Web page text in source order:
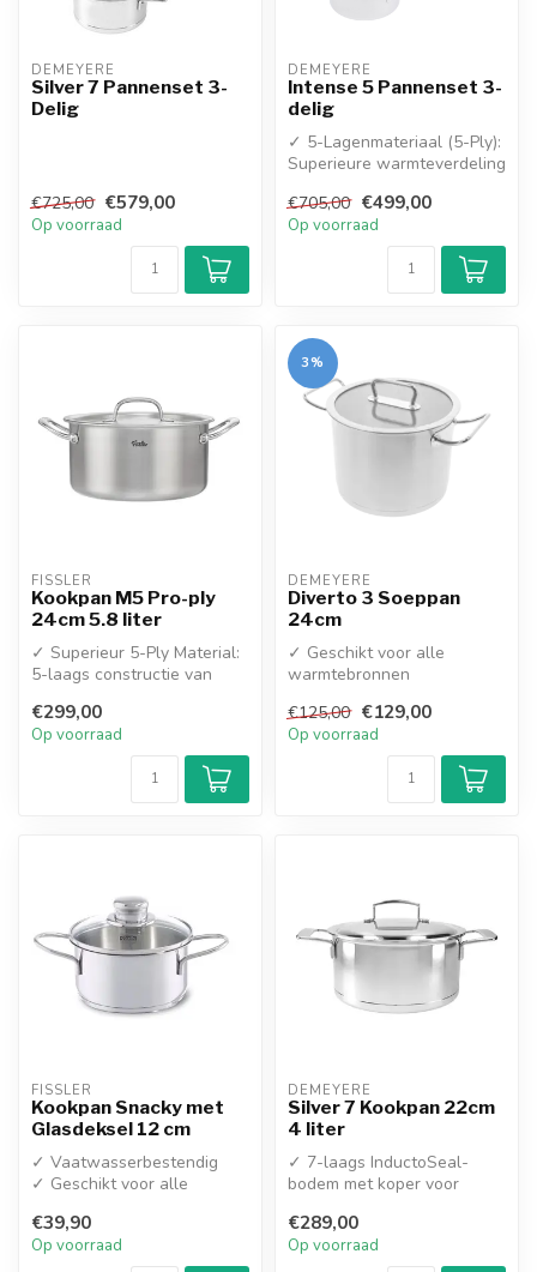
DEMEYERE
Silver 7 Pannenset 3-
Delig
€725,00 €579,00
Op voorraad
DEMEYERE
Intense 5 Pannenset 3-
delig
✓ 5-Lagenmateriaal (5-Ply):
Superieure warmteverdeling
€705,00 €499,00
Op voorraad
FISSLER
Kookpan M5 Pro-ply
24cm 5.8 liter
✓ Superieur 5-Ply Material:
5-laags constructie van
alumi...
€299,00
Op voorraad
3%
DEMEYERE
Diverto 3 Soeppan
24cm
✓ Geschikt voor alle
warmtebronnen
€125,00 €129,00
Op voorraad
FISSLER
Kookpan Snacky met
Glasdeksel 12 cm
✓ Vaatwasserbestendig
✓ Geschikt voor alle
€39,90
Op voorraad
DEMEYERE
Silver 7 Kookpan 22cm
4 liter
✓ 7-laags InductoSeal-
bodem met koper voor
✓ TriplIn...
€289,00
Op voorraad